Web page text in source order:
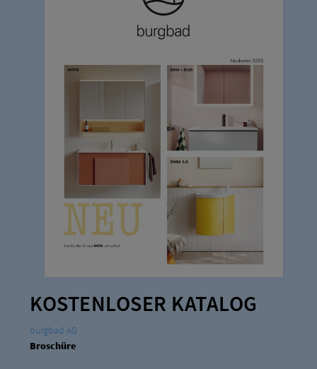
KOSTENLOSER KATALOG
burgbad AG
Broschüre